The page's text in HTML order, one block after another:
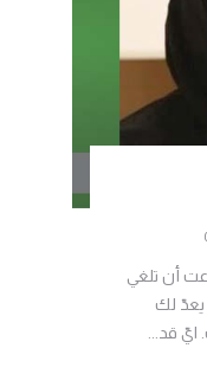
أن تلغي
يعدّ لك
قد...